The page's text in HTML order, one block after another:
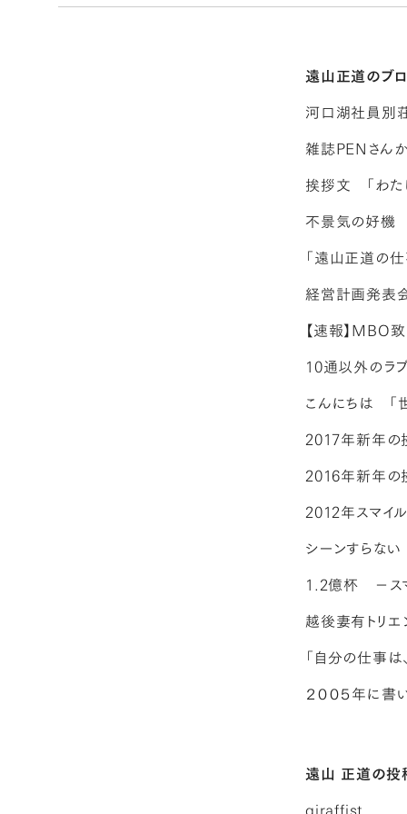
遠山正道のブ
河口湖社員別
雑誌PENさん
挨拶文 「わた
不景気の好機
「遠山正道の仕
経営計画発表
【速報】MBO致
10通以外のラ
こんにちは 「
2017年新年の
2016年新年の
2012年スマイ
シーンすらない
1.2億杯 －ス
越後妻有トリ
「自分の仕事は
２００５年に書
遠山 正道の投
giraffist